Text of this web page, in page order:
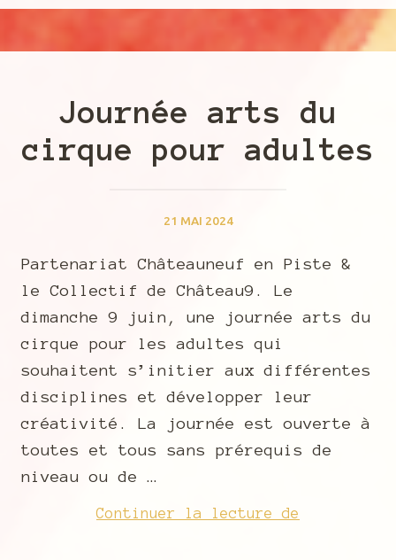
août
Journée arts du
cirque pour adultes
21 MAI 2024
Partenariat Châteauneuf en Piste &
le Collectif de Château9. Le
dimanche 9 juin, une journée arts du
cirque pour les adultes qui
souhaitent s’initier aux différentes
disciplines et développer leur
créativité. La journée est ouverte à
toutes et tous sans prérequis de
niveau ou de …
Continuer la lecture de